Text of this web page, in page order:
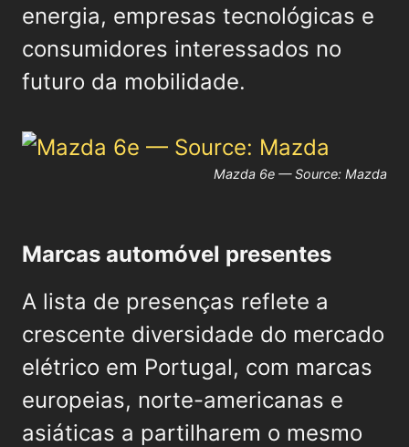
energia, empresas tecnológicas e
consumidores interessados no
futuro da mobilidade.
Mazda 6e — Source: Mazda
Marcas automóvel presentes
A lista de presenças reflete a
crescente diversidade do mercado
elétrico em Portugal, com marcas
europeias, norte-americanas e
asiáticas a partilharem o mesmo